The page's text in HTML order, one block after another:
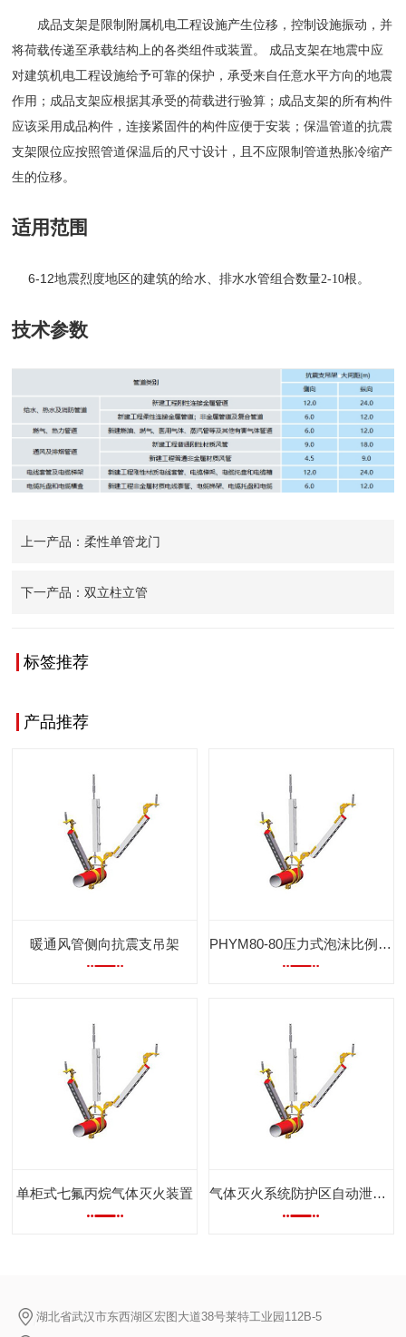
成品支架是限制附属机电工程设施产生位移，控制设施振动，并
将荷载传递至承载结构上的各类组件或装置。 成品支架在地震中应
对建筑机电工程设施给予可靠的保护，承受来自任意水平方向的地震
作用；成品支架应根据其承受的荷载进行验算；成品支架的所有构件
应该采用成品构件，连接紧固件的构件应便于安装；保温管道的抗震
支架限位应按照管道保温后的尺寸设计，且不应限制管道热胀冷缩产
生的位移。
适用范围
6-12地震烈度地区的建筑的给水、排水水管组合数量2-10根 。
技术参数
上一产品：柔性单管龙门
下一产品：双立柱立管
标签推荐
产品推荐
暖通风管侧向抗震支吊架 PHYM80-80压力式泡沫比例混合器
查看更多
单柜式七氟丙烷气体灭火装置
查看更多
气体灭火系统防护区自动泄压装置
湖北省武汉市东西湖区宏图大道38号莱特工业园112B-5